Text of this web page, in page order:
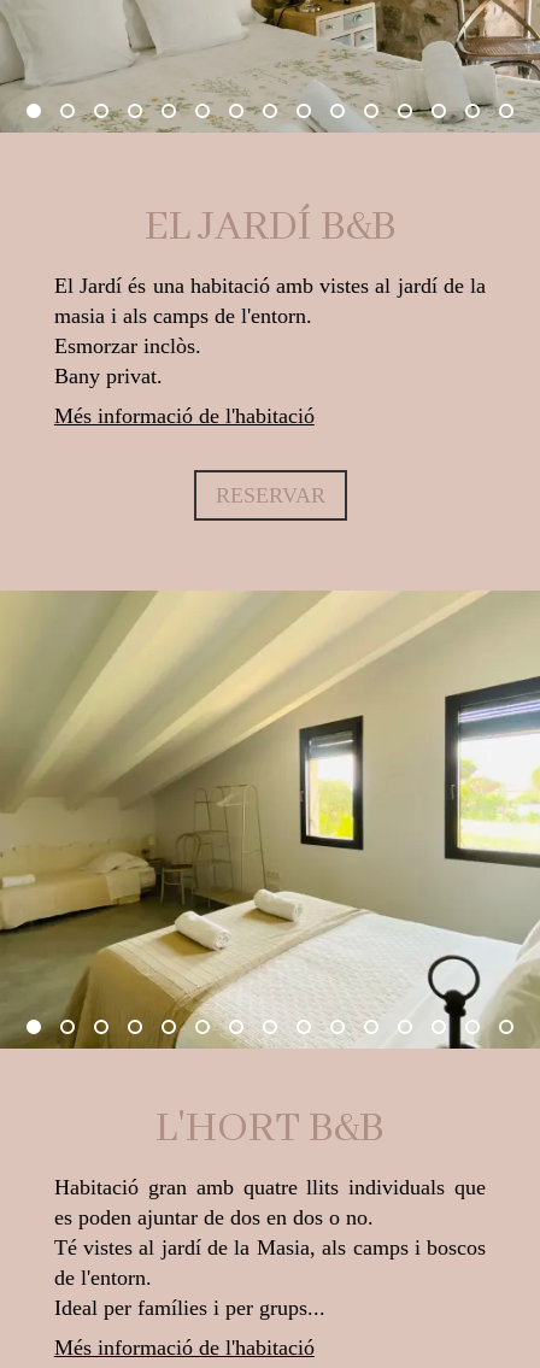
EL JARDÍ B&B
El Jardí és una habitació amb vistes al jardí de la
masia i als camps de l'entorn.
Esmorzar inclòs.
Bany privat.
Més informació de l'habitació
RESERVAR
L'HORT B&B
Habitació gran amb quatre llits individuals que
es poden ajuntar de dos en dos o no.
Té vistes al jardí de la Masia, als camps i boscos
de l'entorn.
Ideal per famílies i per grups...
Més informació de l'habitació